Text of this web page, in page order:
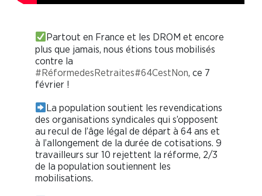
Partout en France et les DROM et encore
plus que jamais, nous étions tous mobilisés
contre la
#RéformedesRetraites#64CestNon, ce 7
février !
La population soutient les revendications
des organisations syndicales qui s’opposent
au recul de l’âge légal de départ à 64 ans et
à l’allongement de la durée de cotisations. 9
travailleurs sur 10 rejettent la réforme, 2/3
de la population soutiennent les
mobilisations.